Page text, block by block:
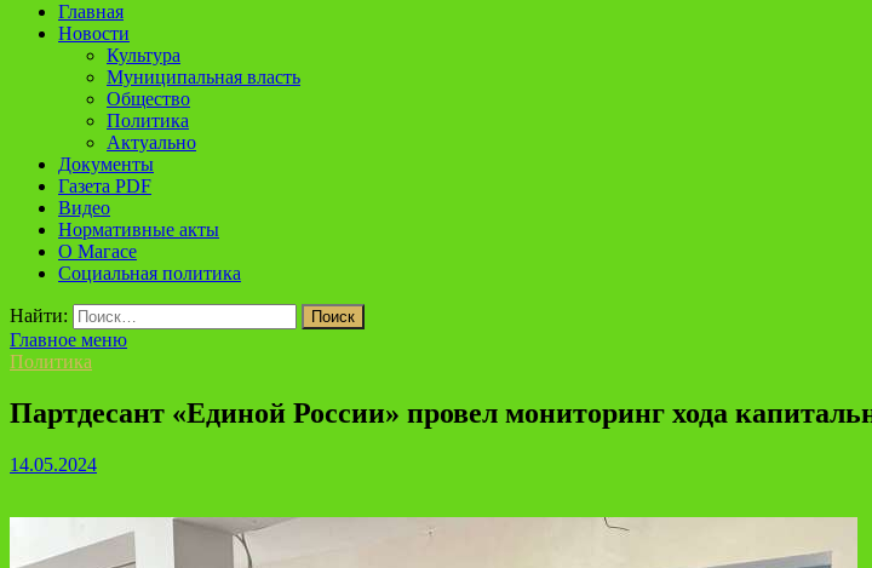
Главная
Новости
Культура
Муниципальная власть
Общество
Политика
Актуально
Документы
Газета PDF
Видео
Нормативные акты
О Магасе
Социальная политика
Найти:
Главное меню
Политика
Партдесант «Единой России» провел мониторинг хода
14.05.2024